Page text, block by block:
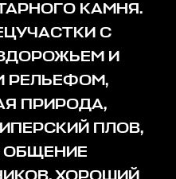
КАМНЯ.
С
И
РЕЛЬЕФОМ,
ПРИРОДА,
ПЛОВ,
ОБЩЕНИЕ